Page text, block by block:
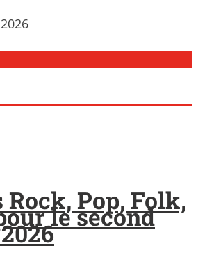
Rock, Pop, Folk,
le second